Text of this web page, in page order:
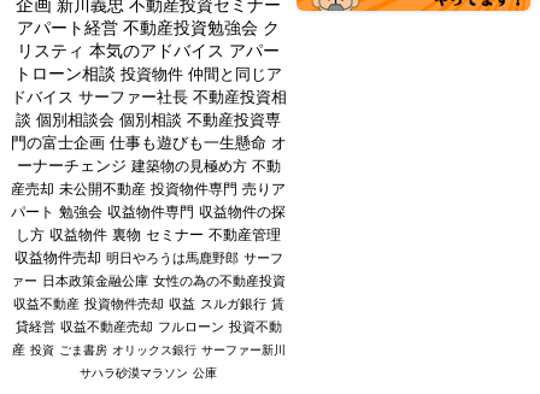
企画 新川義忠 不動産投資セミナー
アパート経営 不動産投資勉強会 ク
リスティ 本気のアドバイス アパー
トローン相談 投資物件 仲間と同じア
ドバイス サーファー社長 不動産投資相
談 個別相談会 個別相談 不動産投資専
門の富士企画 仕事も遊びも一生懸命 オ
ーナーチェンジ 建築物の見極め方 不動
産売却 未公開不動産 投資物件専門 売りア
パート 勉強会 収益物件専門 収益物件の探
し方 収益物件 裏物 セミナー 不動産管理
収益物件売却 明日やろうは馬鹿野郎 サーフ
ァー 日本政策金融公庫 女性の為の不動産投資
収益不動産 投資物件売却 収益 スルガ銀行 賃
貸経営 収益不動産売却 フルローン 投資不動
産 投資 ごま書房 オリックス銀行 サーファー新川
サハラ砂漠マラソン 公庫